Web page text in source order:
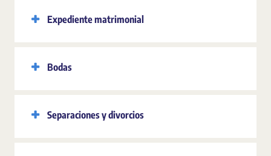
Expediente matrimonial
Bodas
Separaciones y divorcios